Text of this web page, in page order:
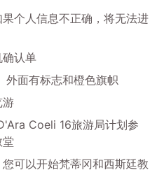
个人信息不正确，将无法进
认单
外面有标志和橙色旗帜
游
Coeli 16旅游局计划参
可以开始梵蒂冈和西斯廷教